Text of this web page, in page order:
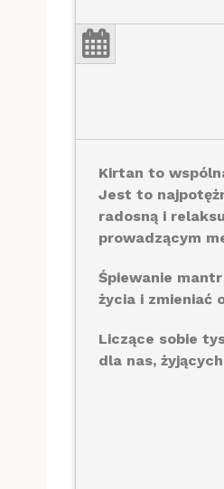
Kirtan to
Jest to
radosną i
prowadzącym
Śpiewanie
życia i zmieniać
Liczące sobie
dla nas,